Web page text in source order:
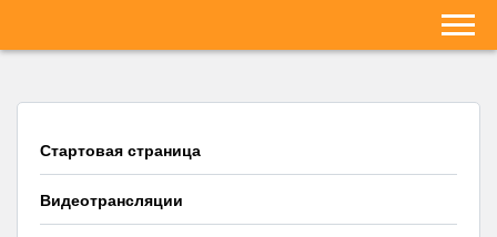
Стартовая страница
Видеотрансляции